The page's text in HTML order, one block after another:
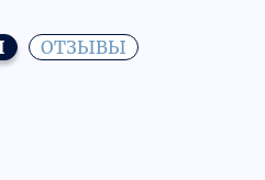
ОТЗЫВЫ